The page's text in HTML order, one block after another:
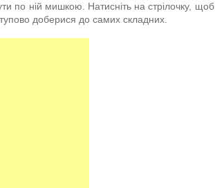
по ній мишкою. Натисніть на стрілочку, щоб
доберися до самих складних.